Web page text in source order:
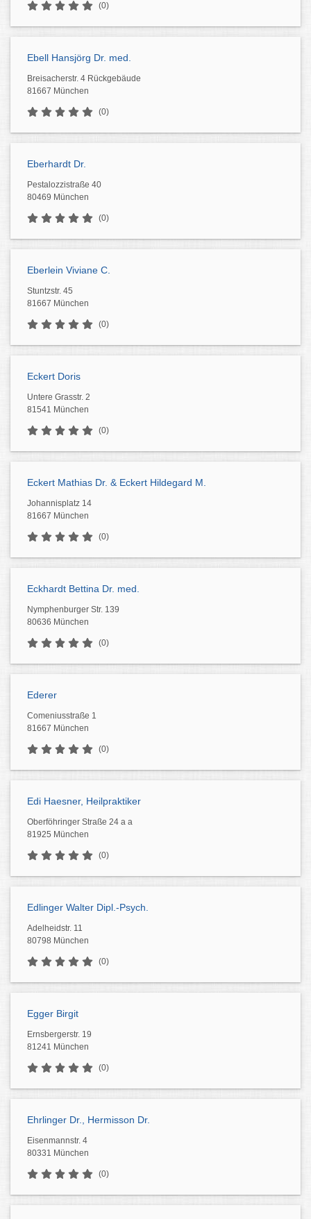
(0)
Ebell Hansjörg Dr. med.
Breisacherstr. 4 Rückgebäude
81667 München
(0)
Eberhardt Dr.
Pestalozzistraße 40
80469 München
(0)
Eberlein Viviane C.
Stuntzstr. 45
81667 München
(0)
Eckert Doris
Untere Grasstr. 2
81541 München
(0)
Eckert Mathias Dr. & Eckert Hildegard M.
Johannisplatz 14
81667 München
(0)
Eckhardt Bettina Dr. med.
Nymphenburger Str. 139
80636 München
(0)
Ederer
Comeniusstraße 1
81667 München
(0)
Edi Haesner, Heilpraktiker
Oberföhringer Straße 24 a a
81925 München
(0)
Edlinger Walter Dipl.-Psych.
Adelheidstr. 11
80798 München
(0)
Egger Birgit
Ernsbergerstr. 19
81241 München
(0)
Ehrlinger Dr., Hermisson Dr.
Eisenmannstr. 4
80331 München
(0)